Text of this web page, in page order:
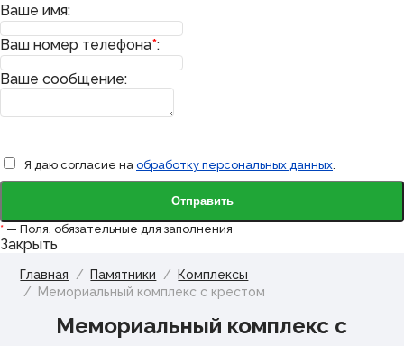
Ваше имя:
Ваш номер телефона*:
Ваше сообщение:
Я даю согласие на обработку персональных данных
* — Поля, обязательные для заполнения
Закрыть
Главная Памятники
Комплексы
Мемориальный комплекс с крестом
Мемориальный комплекс с